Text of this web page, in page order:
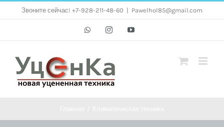
Звоните сейчас! +7-928-211-48-60 Pawelhol85@gmail.com
WhatsappInstagramYouTube